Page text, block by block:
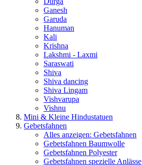
Ganesh
Garuda
Hanuman
Kali
Krishna
Lakshmi - Laxmi
Saraswati
Shiva
Shiva dancing
Shiva Lingam
Vishvarupa
Vishnu
Mini & Kleine Hindustatuen
Gebetsfahnen
Alles anzeigen: Gebetsfahnen
Gebetsfahnen Baumwolle
Gebetsfahnen Polyester
Gebetsfahnen spezielle Anlässe